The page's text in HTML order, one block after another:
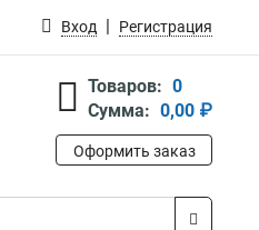
Вход Регистрация
Товаров: 0
Сумма: 0,00 ₽
Оформить заказ